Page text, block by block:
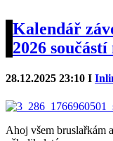
Kalendář
2026
28.12.2025 23:10 I
Ahoj všem bruslařkám